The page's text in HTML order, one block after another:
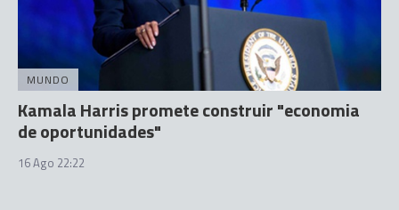
MUNDO
Kamala Harris promete construir "economia
de oportunidades"
16 Ago 22:22